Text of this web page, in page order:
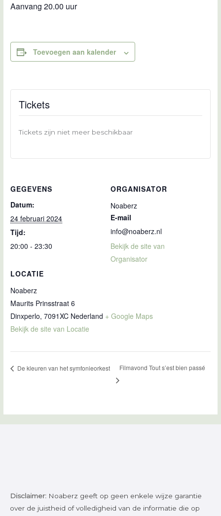
Aanvang 20.00 uur
Toevoegen aan kalender
Tickets
Tickets zijn niet meer beschikbaar
GEGEVENS
Datum:
24 februari 2024
Tijd:
20:00 - 23:30
LOCATIE
Noaberz
Maurits Prinsstraat 6
Dinxperlo, 7091XC Nederland + Google Maps
Bekijk de site van Locatie
ORGANISATOR
Noaberz
E-mail
info@noaberz.nl
Bekijk de site van
Organisator
De kleuren van het symfonieorkest Filmavond Tout s’est bien passé
Disclaimer: Noaberz geeft op geen enkele wijze garantie
over de juistheid of volledigheid van de informatie die op